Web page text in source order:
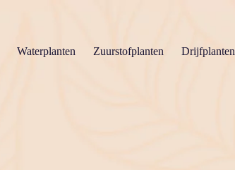
Waterplanten Zuurstofplanten Drijfplanten